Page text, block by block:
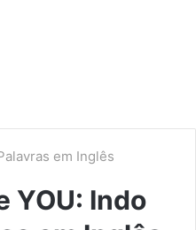
em Inglês
YOU: Indo